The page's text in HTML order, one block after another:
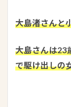
大島渚さんと
大島さんは23
で駆け出しの